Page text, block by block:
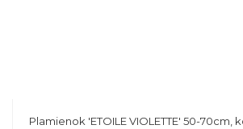
Plamienok 'ETOILE VIOLETTE' 50-70cm,